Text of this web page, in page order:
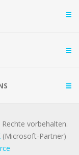
vorbehalten.
(Microsoft-Partner)